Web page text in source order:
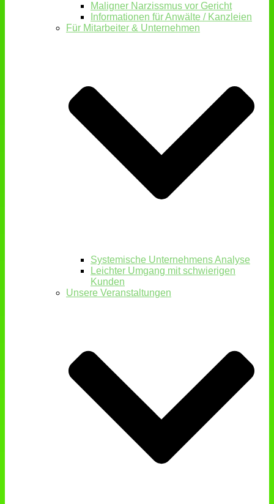
Maligner Narzissmus vor Gericht
Informationen für Anwälte / Kanzleien
Für Mitarbeiter & Unternehmen
Systemische Unternehmens Analyse
Leichter Umgang mit schwierigen
Kunden
Unsere Veranstaltungen